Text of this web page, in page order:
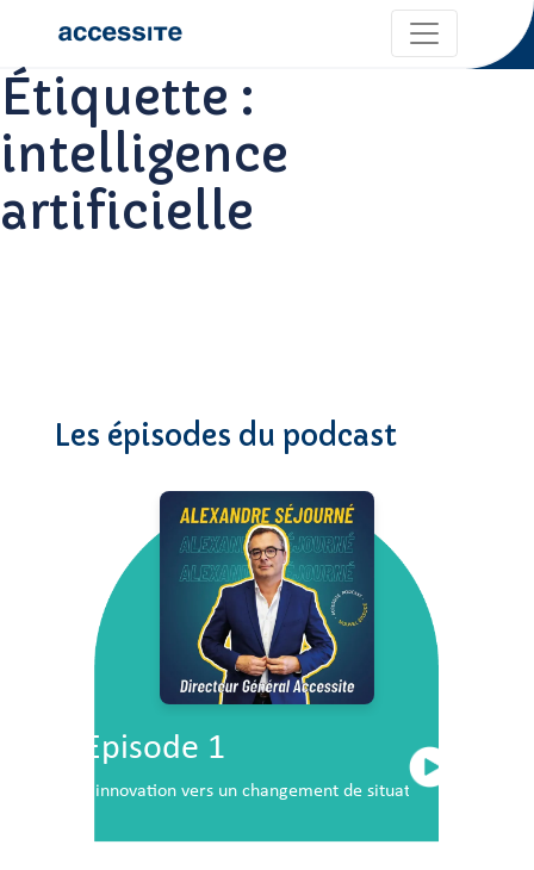
Étiquette :
intelligence
artificielle
Les épisodes du podcast
Episode 1
L’innovation vers un changement de situation